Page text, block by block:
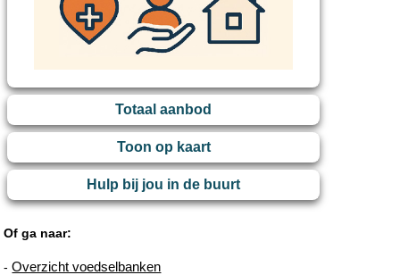
Totaal aanbod
Toon op kaart
Hulp bij jou in de buurt
Of ga naar:
-Overzicht voedselbanken